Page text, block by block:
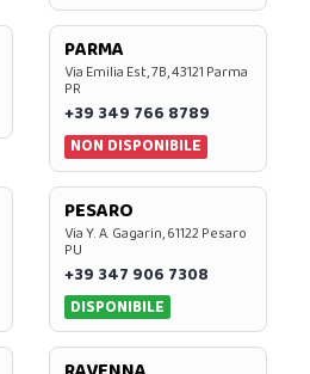
PARMA
Via Emilia Est, 7B, 43121 Parma
PR
+39 349 766 8789
NON DISPONIBILE
PESARO
Via Y. A. Gagarin, 61122 Pesaro
PU
+39 347 906 7308
DISPONIBILE